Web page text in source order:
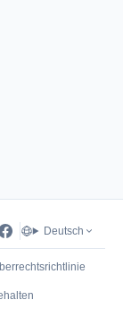
Deutsch
Tab)